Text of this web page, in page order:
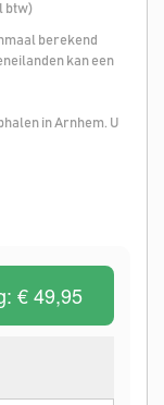
btw)
berekend
kan een
in Arnhem. U
€ 49,95